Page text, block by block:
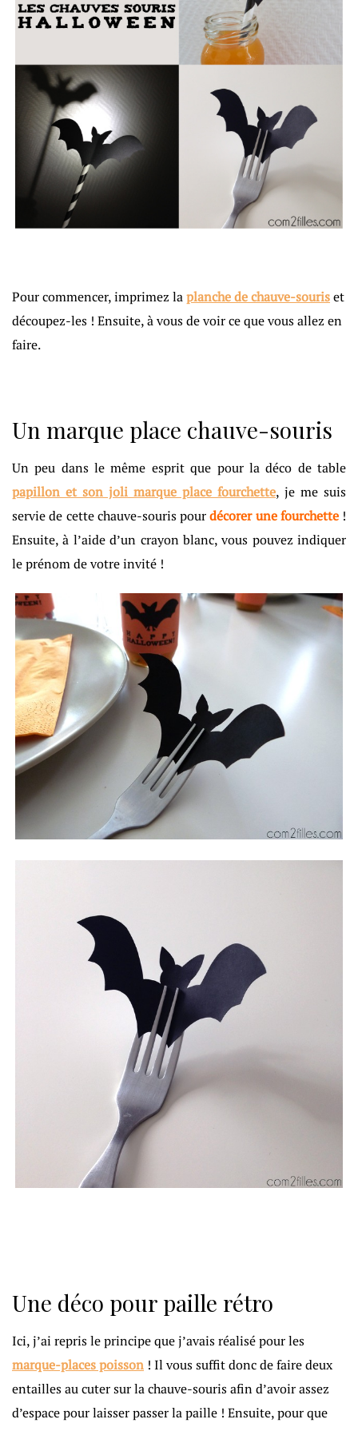
Pour commencer, imprimez laplanche de chauve-souriset
découpez-les ! Ensuite, à vous de voir ce que vous allez en
faire.
Un marque place chauve-souris
Un peu dans le même esprit que pour la déco de table
papillon et son joli marque place fourchette, je me suis
servie de cette chauve-souris pourdécorer une fourchette!
Ensuite, à l’aide d’un crayon blanc, vous pouvez indiquer
le prénom de votre invité !
Une déco pour paille rétro
Ici, j’ai repris le principe que j’avais réalisé pour les
marque-places poisson ! Il vous suffit donc de faire deux
entailles au cuter sur la chauve-souris afin d’avoir assez
d’espace pour laisser passer la paille ! Ensuite, pour que